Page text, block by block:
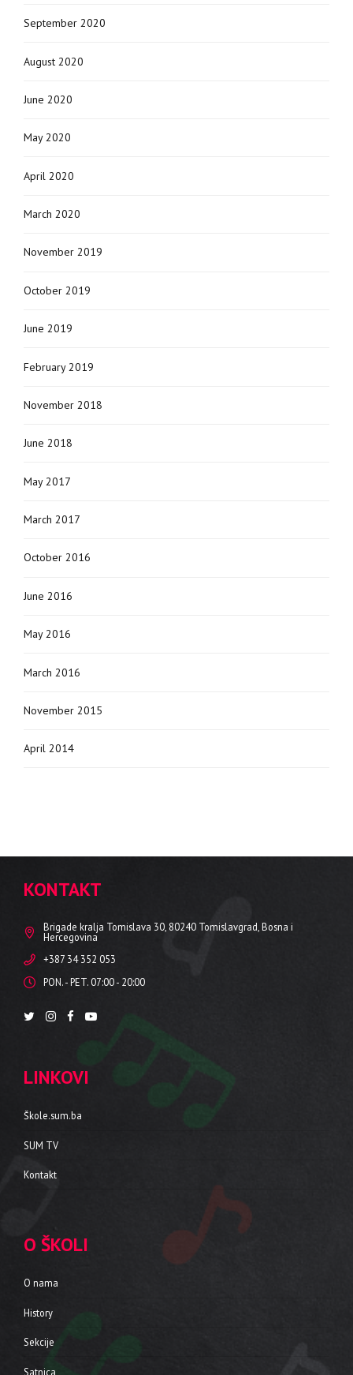
September 2020
August 2020
June 2020
May 2020
April 2020
March 2020
November 2019
October 2019
June 2019
February 2019
November 2018
June 2018
May 2017
March 2017
October 2016
June 2016
May 2016
March 2016
November 2015
April 2014
KONTAKT
Brigade kralja Tomislava 30, 80240 Tomislavgrad, Bosna i
Hercegovina
+387 34 352 053
PON. - PET. 07:00 - 20:00
LINKOVI
Škole.sum.ba
SUM TV
Kontakt
O ŠKOLI
O nama
History
Sekcije
Satnica